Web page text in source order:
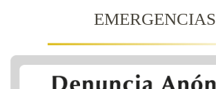
EMERGENCIAS